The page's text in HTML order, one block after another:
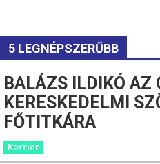
5 LEGNÉPSZERŰBB
BALÁZS ILDIKÓ AZ
KERESKEDELMI
FŐTITKÁRA
Karrier